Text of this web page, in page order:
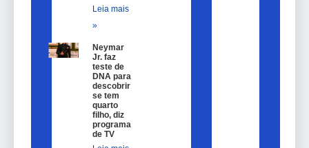
Leia mais
»
Neymar
Jr. faz
teste de
DNA para
descobrir
se tem
quarto
filho, diz
programa
de TV